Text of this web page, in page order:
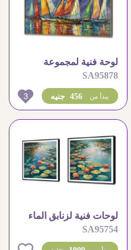
لوحة فنية لمجموعة
قوارب شراعية ملونة ليلا
SA95878
456 جنيه يبدأ من 3
لوحات فنية لزنابق الماء
على بحيرة هادئة
SA95754